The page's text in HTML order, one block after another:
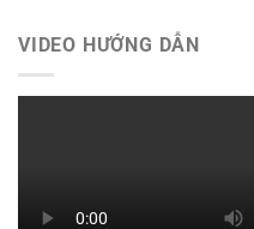
VIDEO HƯỚNG DẪN